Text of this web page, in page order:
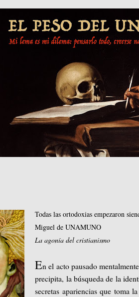
Todas las ortodoxias empezaron
Miguel de UNAMUNO
La agonía del cristianismo
En el acto pausado
precipita, la búsqueda de la
secretas apariencias que toma